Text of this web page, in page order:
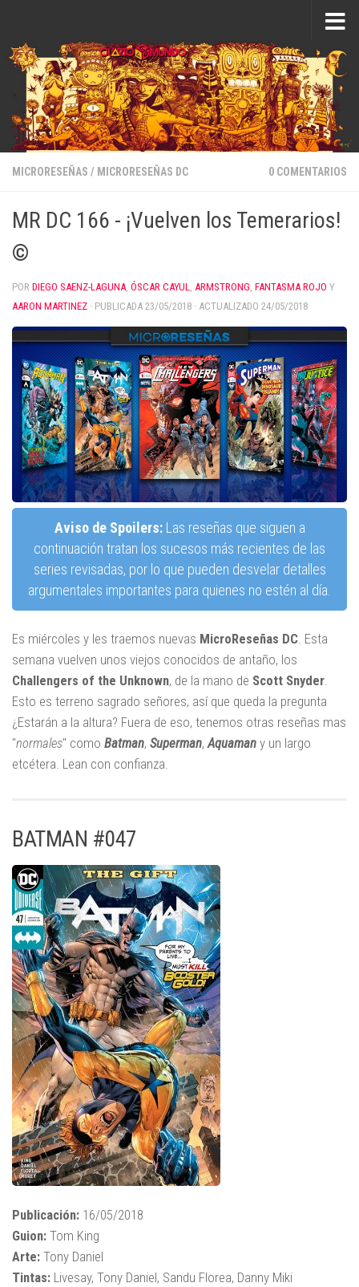
MICRORESEÑAS / MICRORESEÑAS DC 0 COMENTARIOS
MR DC 166 - ¡Vuelven los Temerarios!
©
POR DIEGO SAENZ-LAGUNA, ÓSCAR CAYUL, ARMSTRONG, FANTASMA ROJO Y
AARON MARTINEZ · PUBLICADA 23/05/2018 · ACTUALIZADO 24/05/2018
Aviso de Spoilers:Las reseñas que siguen a
continuación tratan los sucesos más recientes de las
series revisadas, por lo que pueden desvelar detalles
argumentales importantes para quienes no estén al día.
Es miércoles y les traemos nuevas MicroReseñas DC . Esta
semana vuelven unos viejos conocidos de antaño, los
Challengers of the Unknown, de la mano de Scott Snyder
Esto es terreno sagrado señores, así que queda la pregunta
¿Estarán a la altura? Fuera de eso, tenemos otras reseñas mas
"normales" como Batman, Superman, Aquaman y un largo
etcétera. Lean con confianza.
BATMAN #047
Publicación: 16/05/2018
Guion: Tom King
Arte: Tony Daniel
Tintas: Livesay, Tony Daniel, Sandu Florea, Danny Miki